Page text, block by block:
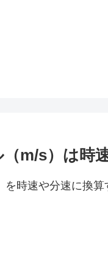
m/s）は時
を時速や分速に換